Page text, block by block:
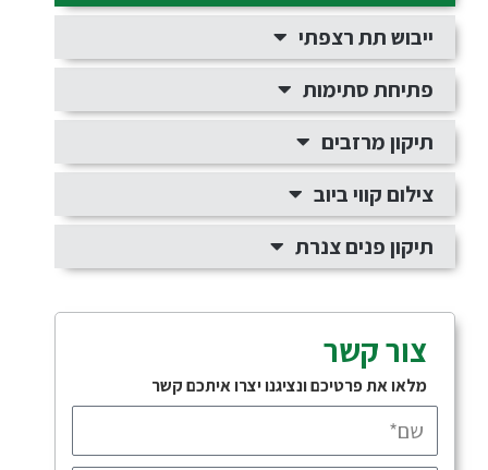
ייבוש תת רצפתי
פתיחת סתימות
תיקון מרזבים
צילום קווי ביוב
תיקון פנים צנרת
צור קשר
מלאו את פרטיכם ונציגנו יצרו איתכם קשר